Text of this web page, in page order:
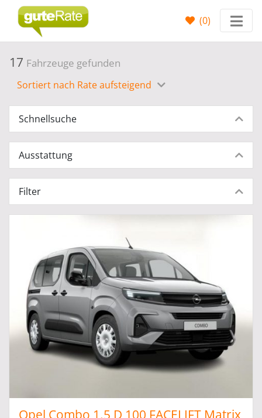
(0)
17 Fahrzeuge gefunden
Sortiert nach Rate aufsteigend
Schnellsuche
Ausstattung
Filter
Opel Combo 1.5 D 100 FACELIFT Matrix